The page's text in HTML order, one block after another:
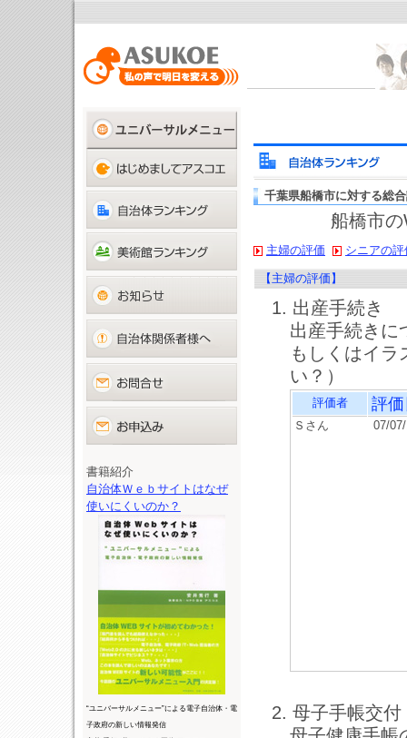
書籍紹介
自治体Ｗｅｂサイトはなぜ
使いにくいのか？
“ユニバーサルメニュー”による電子自治体・電
子政府の新しい情報発信
千葉県船橋市に対する総
船橋市
主婦の評価 シニアの評
【主婦の評価】
1. 出産手続き
出産手続きに
もしくはイラ
い？）
評価者 評
Ｓさん 07/
2. 母子手帳交付